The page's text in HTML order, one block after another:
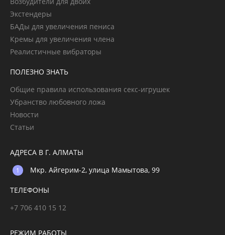
Экстендеры
БАДы для увеличения пениса
Кремы для увеличения члена
Реалистичные вибраторы
ПОЛЕЗНО ЗНАТЬ
Общие правила использования секс-игрушек
Убранство любовного ложа
Новости
Статьи
АДРЕСА В Г. АЛМАТЫ
Мкр. Айгерим-2, улица Мамытова, 99
ТЕЛЕФОНЫ
+7 706 410 15 12
РЕЖИМ РАБОТЫ